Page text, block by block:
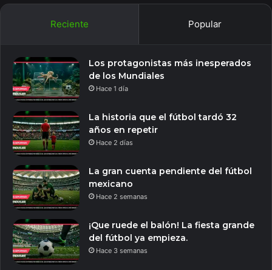
Reciente Popular
Los protagonistas más inesperados
de los Mundiales
Hace 1 día
La historia que el fútbol tardó 32
años en repetir
Hace 2 días
La gran cuenta pendiente del fútbol
mexicano
Hace 2 semanas
¡Que ruede el balón! La fiesta grande
del fútbol ya empieza.
Hace 3 semanas